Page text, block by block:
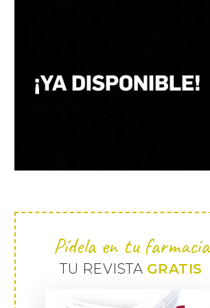
Pídela en tu farmacia
TU REVISTA GRATIS